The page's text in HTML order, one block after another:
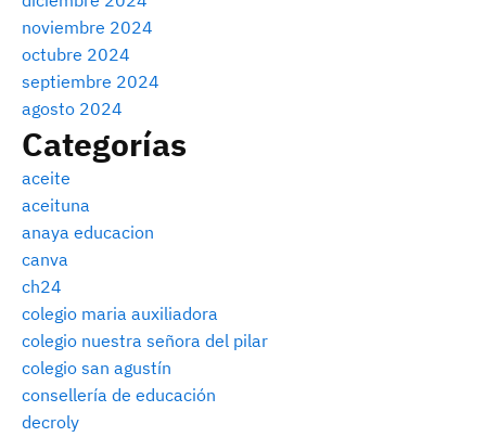
noviembre 2024
octubre 2024
septiembre 2024
agosto 2024
Categorías
aceite
aceituna
anaya educacion
canva
ch24
colegio maria auxiliadora
colegio nuestra señora del pilar
colegio san agustín
consellería de educación
decroly